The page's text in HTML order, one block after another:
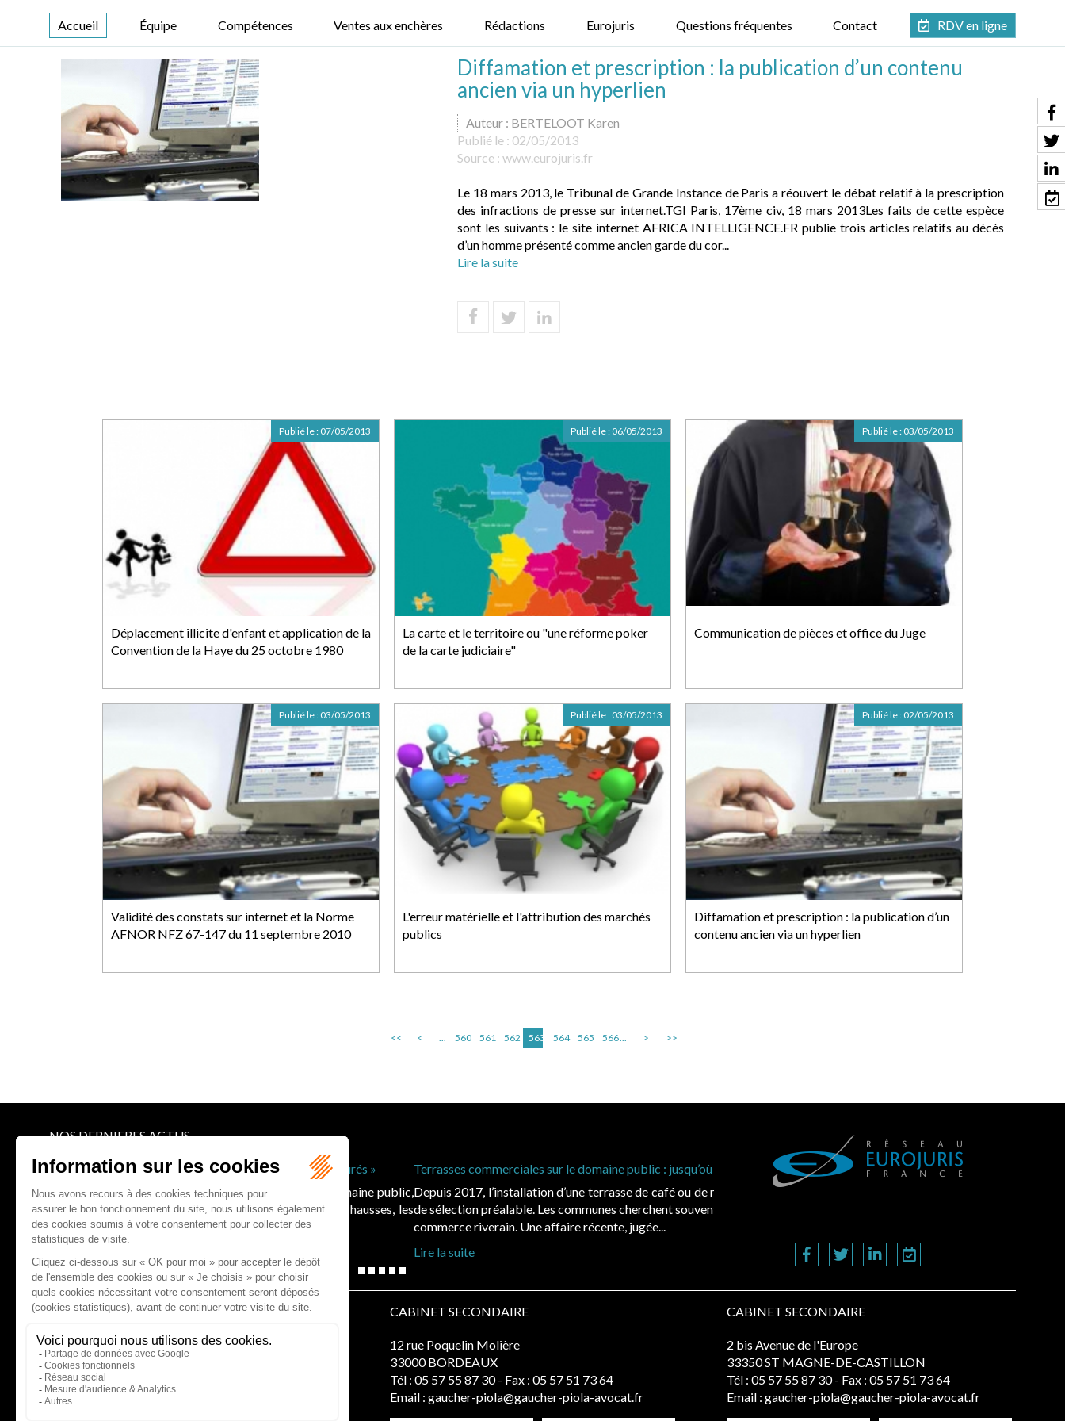
Accueil Équipe Compétences Ventes aux enchères Rédactions Eurojuris Questions fréquentes Contact RDV en ligne
Diffamation et prescription : la publication d’un contenu
ancien via un hyperlien
Auteur : BERTELOOT Karen
Publié le : 02/05/2013
Source : www.eurojuris.fr
Le 18 mars 2013, le Tribunal de Grande Instance de Paris a réouvert le débat relatif à la prescription
des infractions de presse sur internet.TGI Paris, 17ème civ, 18 mars 2013Les faits de cette espèce
sont les suivants : le site internet AFRICA INTELLIGENCE.FR publie trois articles relatifs au décès
d’un homme présenté comme ancien garde du cor...
Lire la suite
Déplacement illicite d'enfant et application de la
Convention de la Haye du 25 octobre 1980
Publié le : 07/05/2013
La carte et le territoire ou "une réforme poker
de la carte judiciaire"
Publié le : 06/05/2013
Communication de pièces et office du Juge
Publié le : 03/05/2013
Validité des constats sur internet et la Norme
AFNOR NFZ 67-147 du 11 septembre 2010
Publié le : 03/05/2013
L'erreur matérielle et l'attribution des marchés
publics
Publié le : 03/05/2013
Diffamation et prescription : la publication d’un
contenu ancien via un hyperlien
Publié le : 02/05/2013
<< < ... 560 561 562 563 564 565 566... > >>
NOS DERNIERES ACTUS
Terrasses commerciales sur le domaine public : jusqu’où peut-on se passer de mise en concurrence ?
Depuis 2017, l’installation d’une terrasse de café ou de restaurant sur le domaine public relève, en principe, d’une procédure
de sélection préalable. Les communes cherchent souvent à s’en affranchir en invoquant l’existence d’un opérateur unique — le
commerce riverain. Une affaire récente, jugée...
CABINET D'AVOCATS GAUCHER-PIOLA
20 avenue Galliéni - 33500 LIBOURNE
Tél :05 57 55 87 30 - Fax : 05 57 51 73 64
Email :gaucher-piola@gaucher-piola-avocat.fr
CABINET SECONDAIRE
12 rue Poquelin Molière
33000 BORDEAUX
Tél : 05 57 55 87 30 - Fax : 05 57 51 73 64
Email : gaucher-piola@gaucher-piola-avocat.fr
CABINET SECONDAIRE
2 bis Avenue de l'Europe
33350 ST MAGNE-DE-CASTILLON
Tél : 05 57 55 87 30 - Fax : 05 57 51 73 64
Email : gaucher-piola@gaucher-piola-avocat.fr